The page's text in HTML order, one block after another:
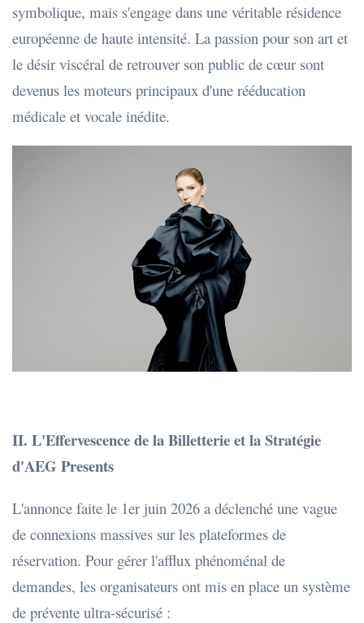
symbolique, mais s'engage dans une véritable résidence
européenne de haute intensité. La passion pour son art et
le désir viscéral de retrouver son public de cœur sont
devenus les moteurs principaux d'une rééducation
médicale et vocale inédite.
II. L'Effervescence de la Billetterie et la Stratégie
d'AEG Presents
L'annonce faite le 1er juin 2026 a déclenché une vague
de connexions massives sur les plateformes de
réservation. Pour gérer l'afflux phénoménal de
demandes, les organisateurs ont mis en place un système
de prévente ultra-sécurisé :